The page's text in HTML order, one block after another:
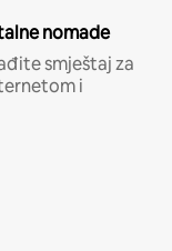
nomade
smještaj za
i